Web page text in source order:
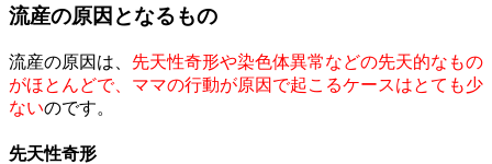
流産の原因となるもの
流産の原因は、 先天性奇形や染色体異常などの先天的なもの
がほとんどで、ママの行動が原因で起こるケースはとても少
ないのです。
先天性奇形